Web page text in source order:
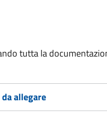
tutta la
allegare